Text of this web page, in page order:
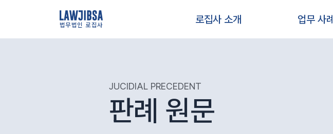
법무법인 로집사 로집사 소개 업무 사례
JUCIDIAL PRECEDENT
판례 원문